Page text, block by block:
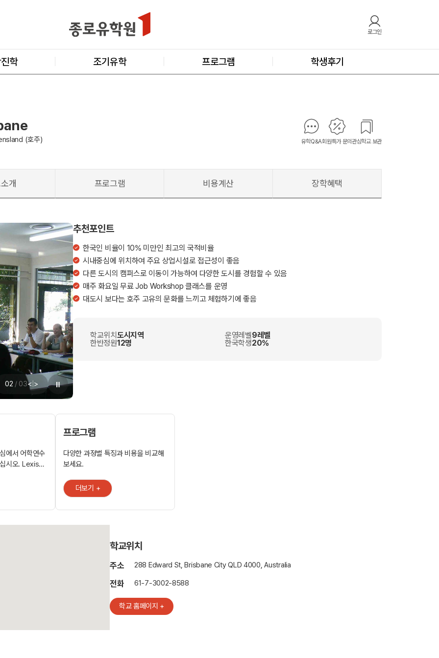
로그인
학 조기유학 프로그램 학생후기
(호주) 유학Q&A회원특가 문의관심학교 보관
개 프로그램 비용계산 장학혜택
02 / 03< >
추천포인트
한국인 비율이 10% 미만인 최고의 국적비율
시내중심에 위치하여 주요 상업시설로 접근성이 좋음
다른 도시의 캠퍼스로 이동이 가능하여 다양한 도시를 경험할 수 있음
매주 화요일 무료 Job Workshop 클래스를 운영
대도시 보다는 호주 고유의 문화를 느끼고 체험하기에 좋음
학교위치 도시지역 운영레벨9레벨
한반정원12명 한국학생20%
에서 어학연수
시오. Lexis
프로그램
다양한 과정별 특징과 비용을 비교해
보세요.
더보기 +
학교위치
주소 288 Edward St, Brisbane City QLD 4000, Australia
전화 61-7-3002-8588
학교 홈페이지 +